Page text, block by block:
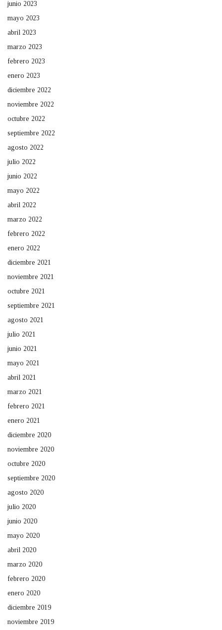
junio 2023
mayo 2023
abril 2023
marzo 2023
febrero 2023
enero 2023
diciembre 2022
noviembre 2022
octubre 2022
septiembre 2022
agosto 2022
julio 2022
junio 2022
mayo 2022
abril 2022
marzo 2022
febrero 2022
enero 2022
diciembre 2021
noviembre 2021
octubre 2021
septiembre 2021
agosto 2021
julio 2021
junio 2021
mayo 2021
abril 2021
marzo 2021
febrero 2021
enero 2021
diciembre 2020
noviembre 2020
octubre 2020
septiembre 2020
agosto 2020
julio 2020
junio 2020
mayo 2020
abril 2020
marzo 2020
febrero 2020
enero 2020
diciembre 2019
noviembre 2019